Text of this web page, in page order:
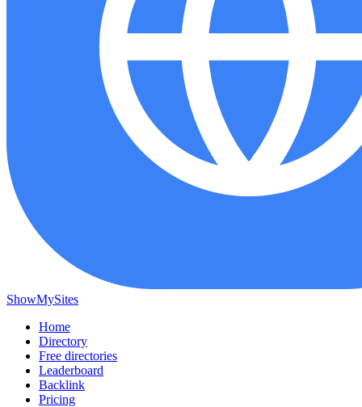
ShowMySites
Home
Directory
Free directories
Leaderboard
Backlink
Pricing